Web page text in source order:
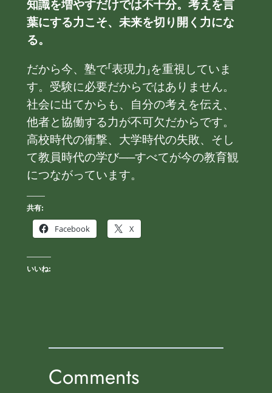
知識を増やすだけでは不十分。考えを言
葉にする力こそ、未来を切り開く力にな
る。
だから今、塾で「表現力」を重視していま
す。受験に必要だからではありません。
社会に出てからも、自分の考えを伝え、
他者と協働する力が不可欠だからです。
高校時代の衝撃、大学時代の失敗、そし
て教員時代の学び──すべてが今の教育観
につながっています。
共有:
Facebook
X
いいね:
Comments